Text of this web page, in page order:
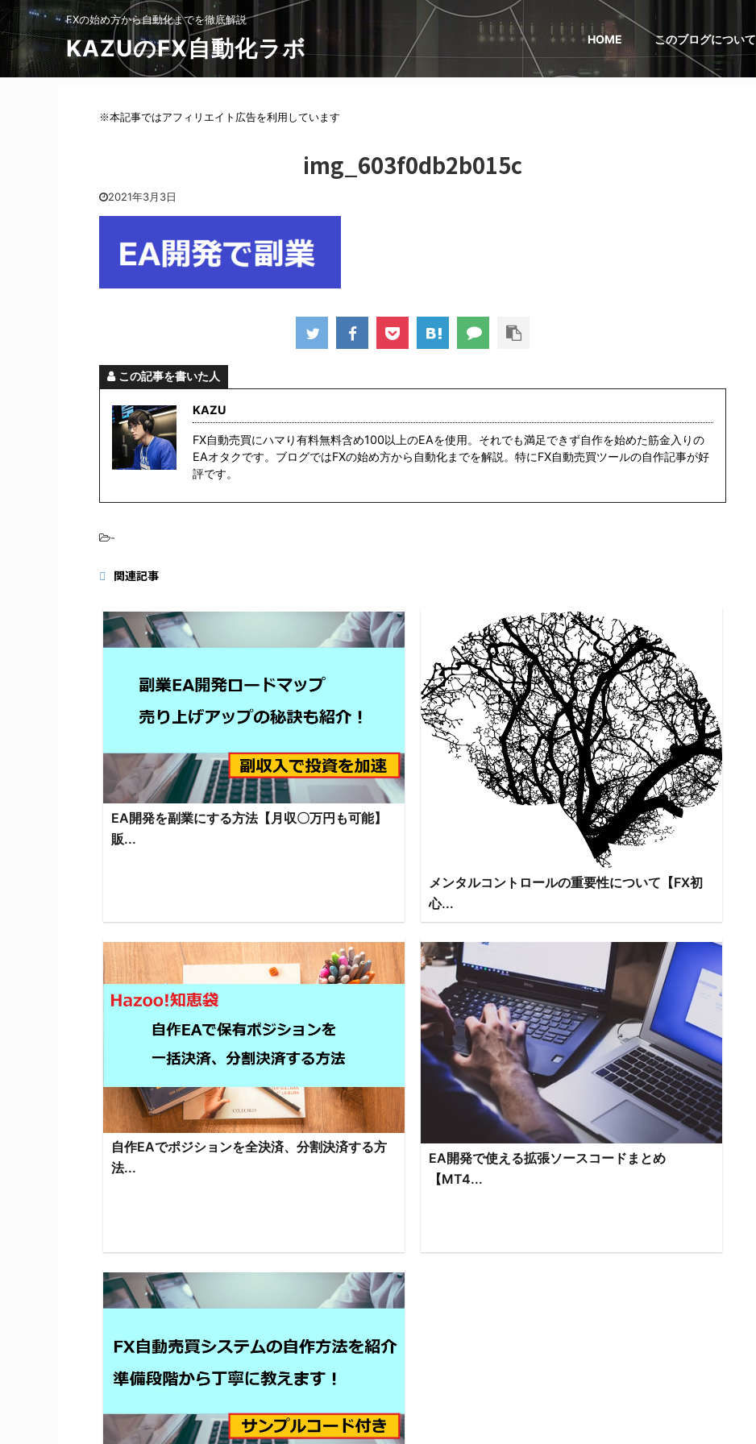
FXの始め方から自動化までを徹底解説
KAZUのFX自動化ラボ HOME このブログについて
※本記事ではアフィリエイト広告を利用しています
img_603f0db2b015c
2021年3月3日
この記事を書いた人
KAZU
FX自動売買にハマり有料無料含め100以上のEAを使用。それでも満足できず自作を始めた筋金入りの
EAオタクです。ブログではFXの始め方から自動化までを解説。特にFX自動売買ツールの自作記事が好
評です。
-
関連記事
EA開発を副業にする方法【月収〇万円も可能】
販...
メンタルコントロールの重要性について【FX初
心...
自作EAでポジションを全決済、分割決済する方
法...
EA開発で使える拡張ソースコードまとめ
【MT4...